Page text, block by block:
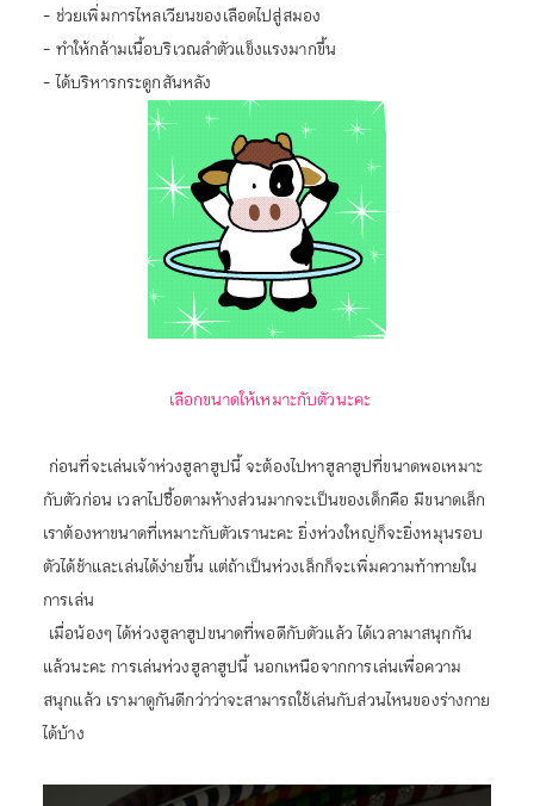
- ช่วยเพิ่มการไหลเวียนของเลือดไปสู่สมอง
- ทำให้กล้ามเนื้อบริเวณลำตัวแข็งแรงมากขึ้น
- ได้บริหารกระดูกสันหลัง
เลือกขนาดให้เหมาะกับตัวนะคะ
ก่อนที่จะเล่นเจ้าห่วงฮูลาฮูปนี้ จะต้องไปหาฮูลาฮูปที่ขนาดพอเหมาะ
กับตัวก่อน เวลาไปซื้อตามห้างส่วนมากจะเป็นของเด็กคือ มีขนาดเล็ก
เราต้องหาขนาดที่เหมาะกับตัวเรานะคะ ยิ่งห่วงใหญ่ก็จะยิ่งหมุนรอบ
ตัวได้ช้าและเล่นได้ง่ายขึ้น แต่ถ้าเป็นห่วงเล็กก็จะเพิ่มความท้าทายใน
การเล่น
เมื่อน้องๆ ได้ห่วงฮูลาฮูปขนาดที่พอดีกับตัวแล้ว ได้เวลามาสนุกกัน
แล้วนะคะ การเล่นห่วงฮูลาฮูปนี้ นอกเหนือจากการเล่นเพื่อความ
สนุกแล้ว เรามาดูกันดีกว่าว่าจะสามารถใช้เล่นกับส่วนไหนของร่างกาย
ได้บ้าง